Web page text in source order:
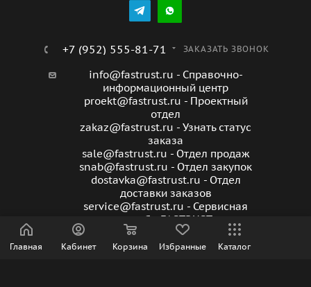
+7 (952) 555-81-71 ЗАКАЗАТЬ ЗВОНОК
info@fastrust.ru - Справочно-
информационный центр
proekt@fastrust.ru - Проектный
отдел
zakaz@fastrust.ru - Узнать статус
заказа
sale@fastrust.ru - Отдел продаж
snab@fastrust.ru - Отдел закупок
dostavka@fastrust.ru - Отдел
доставки заказов
service@fastrust.ru - Сервисная
служба FASTRUST
Главная Кабинет Корзина Избранные Каталог